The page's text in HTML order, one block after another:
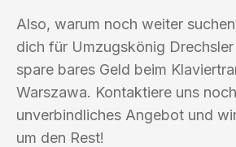
Also, warum noch weiter
dich für Umzugskönig
spare bares Geld beim
Warszawa. Kontaktiere uns
unverbindliches Angebot und
um den Rest!